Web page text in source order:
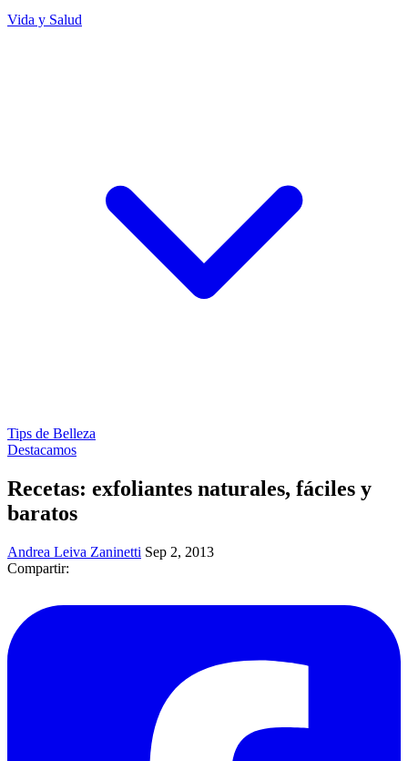
Vida y Salud
Tips de Belleza
Destacamos
Recetas: exfoliantes naturales, fáciles y
baratos
Andrea Leiva Zaninetti Sep 2, 2013
Compartir: